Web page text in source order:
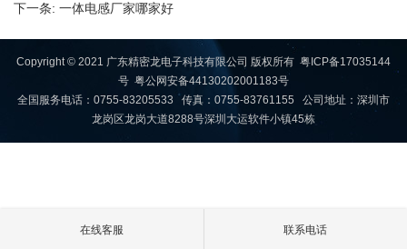
下一条: 一体电感厂家哪家好
Copyright © 2021 广东精密龙电子科技有限公司 版权所有 粤ICP备17035144
号 粤公网安备44130202001183号
全国服务电话：0755-83205533 传真：0755-83761155 公司地址：深圳市
龙岗区龙岗大道8288号深圳大运软件小镇45栋
在线客服 联系电话